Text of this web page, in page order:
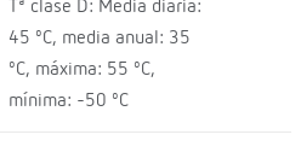
Tª clase D: Media diaria:
45 ºC, media anual: 35
ºC, máxima: 55 ºC,
mínima: -50 ºC